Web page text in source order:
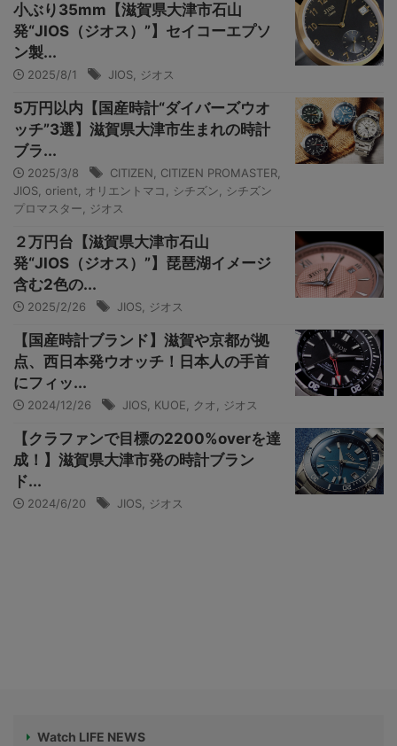
小ぶり35mm【滋賀県大津市石山
発“JIOS（ジオス）”】セイコーエプソ
ン製...
2025/8/1 JIOS ジオス
5万円以内【国産時計“ダイバーズウオ
ッチ”3選】滋賀県大津市生まれの時計
ブラ...
2025/3/8 CITIZEN CITIZEN PROMASTER
JIOS orient オリエントマコ シチズン
シチズン
プロマスター
ジオス
２万円台【滋賀県大津市石山
発“JIOS（ジオス）”】琵琶湖イメージ
含む2色の...
2025/2/26 JIOS ジオス
【国産時計ブランド】滋賀や京都が拠
点、西日本発ウオッチ！日本人の手首
にフィッ...
2024/12/26 JIOS KUOE クオ ジオス
【クラファンで目標の2200%overを達
成！】滋賀県大津市発の時計ブラン
ド...
2024/6/20 JIOS ジオス
Watch LIFE NEWS